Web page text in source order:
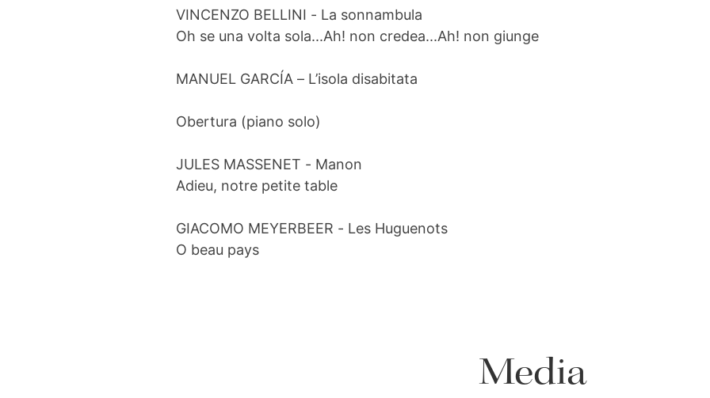
VINCENZO BELLINI - La sonnambula
Oh se una volta sola...Ah! non credea...Ah! non giunge
MANUEL GARCÍA – L’isola disabitata
Obertura (piano solo)
JULES MASSENET - Manon
Adieu, notre petite table
GIACOMO MEYERBEER - Les Huguenots
O beau pays
Media